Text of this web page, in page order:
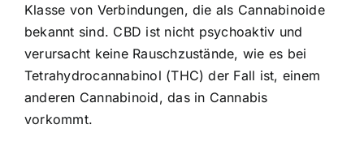
Klasse von Verbindungen, die als Cannabinoide
bekannt sind. CBD ist nicht psychoaktiv und
verursacht keine Rauschzustände, wie es bei
Tetrahydrocannabinol (THC) der Fall ist, einem
anderen Cannabinoid, das in Cannabis
vorkommt.